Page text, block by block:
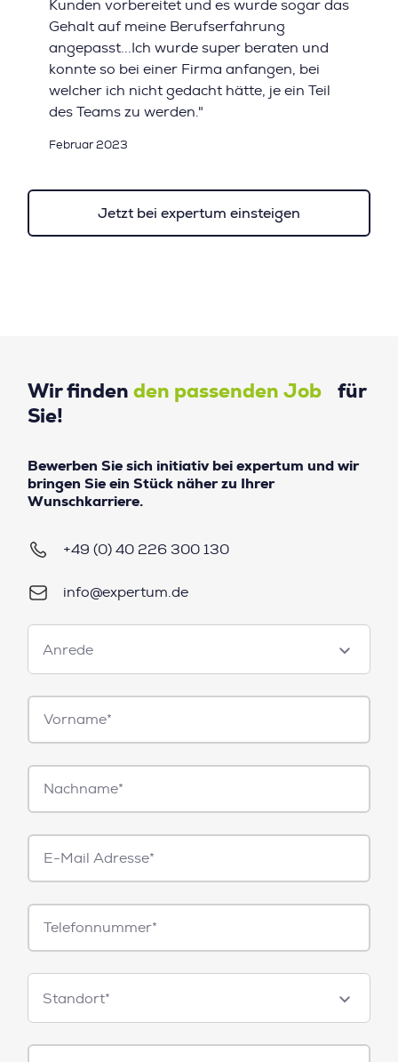
Kunden vorbereitet und es wurde sogar das
Gehalt auf meine Berufserfahrung
angepasst...Ich wurde super beraten und
konnte so bei einer Firma anfangen, bei
welcher ich nicht gedacht hätte, je ein Teil
des Teams zu werden."
Februar 2023
Jetzt bei expertum einsteigen
Wir finden den passenden Job für
Sie!
Bewerben Sie sich initiativ bei expertum und wir
bringen Sie ein Stück näher zu Ihrer
Wunschkarriere.
+49 (0) 40 226 300 130
info@expertum.de
Anrede
Anrede
Vorname*
Nachname*
E-
Mail*
Telefonnummer
Standorte
Standort*
Freitext